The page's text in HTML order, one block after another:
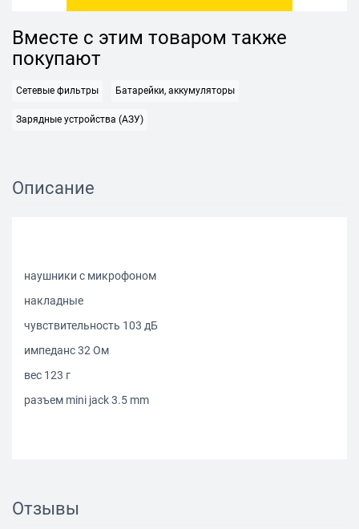
Вместе с этим товаром также
покупают
Сетевые фильтры Батарейки, аккумуляторы
Зарядные устройства (АЗУ)
Описание
наушники с микрофоном
накладные
чувствительность 103 дБ
импеданс 32 Ом
вес 123 г
разъем mini jack 3.5 mm
Отзывы